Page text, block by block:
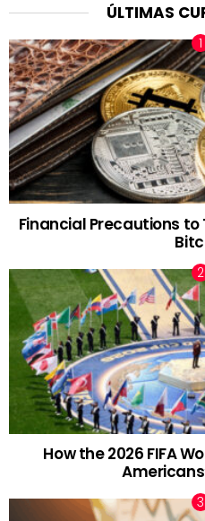
ÚLTIMAS
Financial Precautions
How the 2026 FIFA